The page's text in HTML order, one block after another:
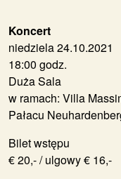
Koncert
niedziela 24.10.2021
18:00 godz.
Duża Sala
w ramach: Villa
Pałacu
Bilet wstępu
€ 20,- / ulgowy € 16,-